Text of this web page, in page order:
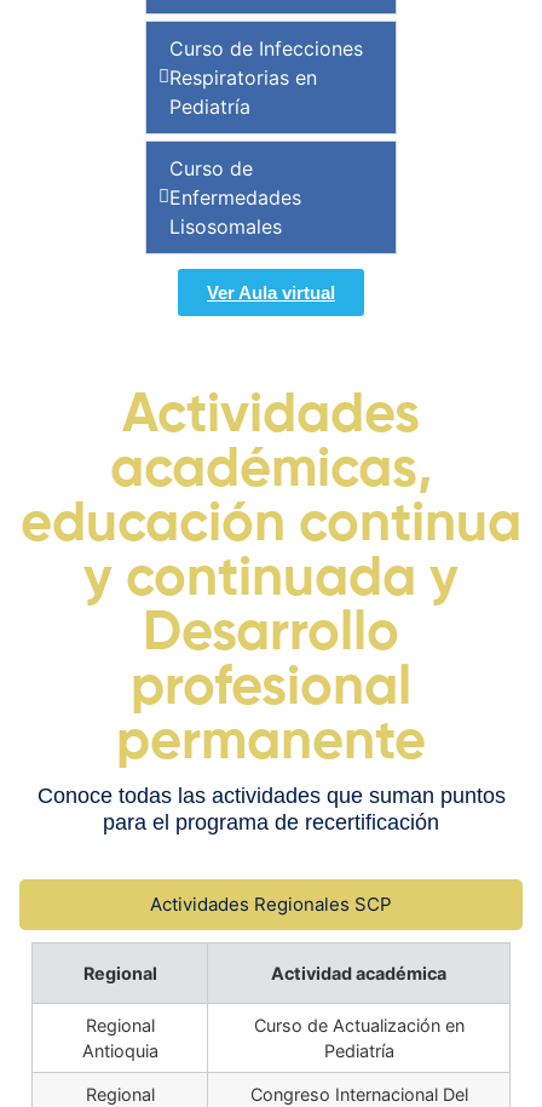
Curso de Infecciones
Respiratorias en
Pediatría
Curso de
Enfermedades
Lisosomales
Ver Aula virtual
Actividades
académicas,
educación continua
y continuada y
Desarrollo
profesional
permanente
Conoce todas las actividades que suman puntos
para el programa de recertificación
Actividades Regionales SCP
Regional Actividad académica
Regional
Antioquia
Curso de Actualización en
Pediatría
Regional
Congreso Internacional Del